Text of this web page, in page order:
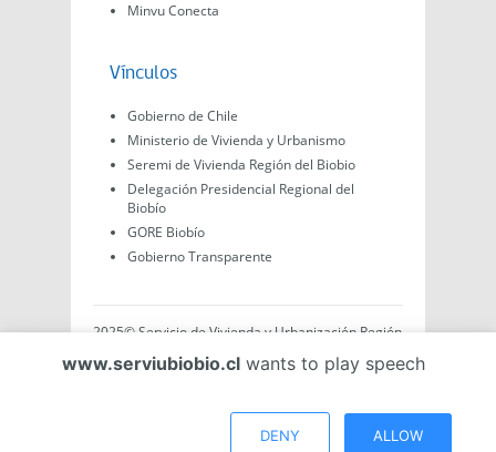
Minvu Conecta
Vínculos
Gobierno de Chile
Ministerio de Vivienda y Urbanismo
Seremi de Vivienda Región del Biobio
Delegación Presidencial Regional del
Biobío
GORE Biobío
Gobierno Transparente
2025© Servicio de Vivienda y Urbanización Región
Región del Biobío, Chile. Todo el contenido de este
www.serviubiobio.cl wants to play speech
DENY ALLOW